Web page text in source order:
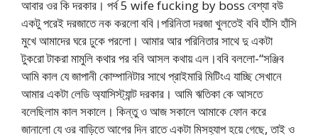
আবার ওর কি দরকার। পর্ব 5 wife fucking by boss বেশ্যা বউ
একটু পরেই দরজাতে নক করলো ববি।পরিনিতা দরজা খুলতেই ববি হাঁসি হাঁসি
মুখে আমাদের ঘরে ঢুকে পরলো। আমার আর পরিনিতার সাথে দু একটা
টুকরো টাকরা মামুলি কথার পর ববি আসল কথায় এল।ববি বললো-“সঞ্জিব
আমি কাল যে জাপানী কোম্পানিটার সাথে প্রাইমারি মিটিংএ যাচ্ছি সেখানে
আমার একটা লেডি অ্যাসিস্ট্যান্ট দরকার। আমি ঋতিকা কে আসতে
বলেছিলাম কাল সকালে। কিন্তু ও আজ সকালে আমাকে ফোন করে
জানালো যে ওর বাড়িতে আগের দিন রাতে একটা মিসহ্যাপ হয়ে গেছে, তাই ও